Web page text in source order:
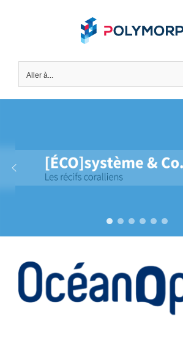
Aller à...